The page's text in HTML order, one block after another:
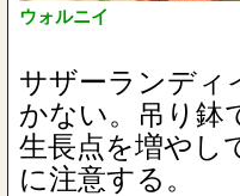
ウォルニイ
サザーランディ
かない。吊り鉢
生長点を増やし
に注意する。